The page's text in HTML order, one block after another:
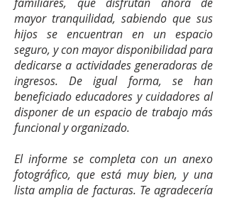
mayor tranquilidad, sabiendo que sus
hijos se encuentran en un espacio
seguro, y con mayor disponibilidad para
dedicarse a actividades generadoras de
ingresos. De igual forma, se han
beneficiado educadores y cuidadores al
disponer de un espacio de trabajo más
funcional y organizado.
El informe se completa con un anexo
fotográfico, que está muy bien, y una
lista amplia de facturas. Te agradecería